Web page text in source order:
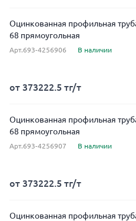
Оцинкованная профильная
68 прямоугольная
Арт.693-4256906 В наличии
от 373222.5 тг/т
Оцинкованная профильная
68 прямоугольная
Арт.693-4256907 В наличии
от 373222.5 тг/т
Оцинкованная профильная